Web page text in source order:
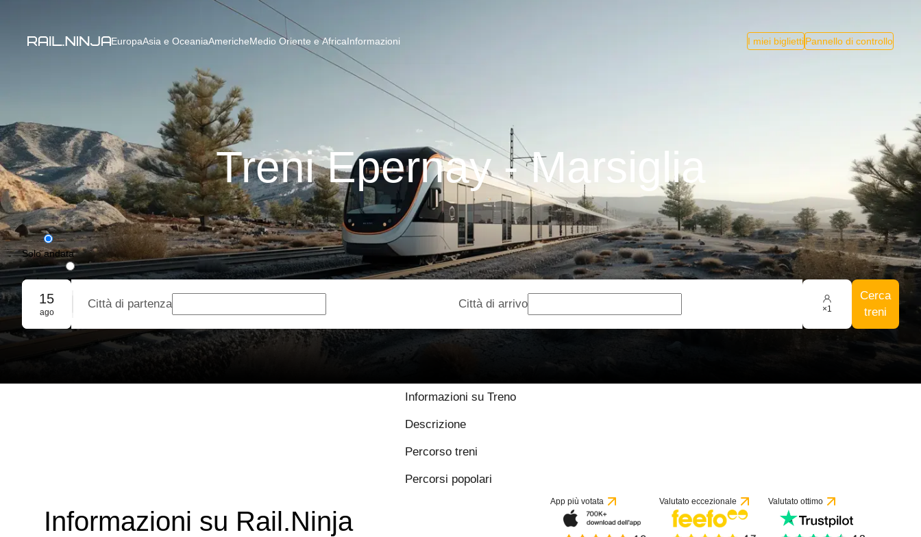
EuropaAsia e OceaniaAmericheMedio Oriente e AfricaInformazioni I miei bigliettiPannello di controllo
Treni Epernay - Marsiglia
Solo andata
Andata e ritorno
Prenotazione di gruppo
15
ago
Città di partenza Città di arrivo ×1
Cerca
treni
Informazioni su Treno
Descrizione
Percorso treni
Percorsi popolari
Informazioni su Rail.Ninja
App più votata Valutato eccezionale Valutato ottimo